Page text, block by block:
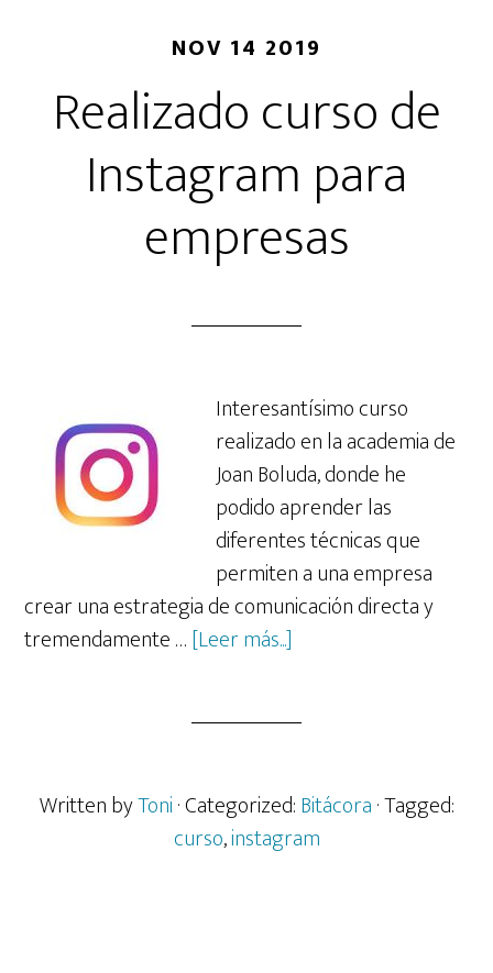
NOV 14 2019
Realizado curso de
Instagram para
empresas
Interesantísimo curso
realizado en la academia de
Joan Boluda, donde he
podido aprender las
diferentes técnicas que
permiten a una empresa
crear una estrategia de comunicación directa y
tremendamente …[Leer más...]
Instagram
para
Written byToni· Categorized:Bitácora· Tagged:
curso,instagram